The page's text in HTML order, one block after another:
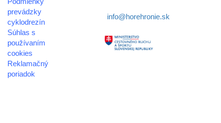
prevádzky
cyklodrezín
Súhlas s
používaním
cookies
Reklamačný
poriadok
info@horehronie.sk